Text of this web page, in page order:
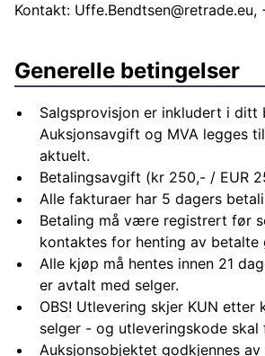
Kontakt: Uffe.Bendtsen@retrade.eu,
Generelle betingelser
Salgsprovisjon er inkludert i ditt
Auksjonsavgift og MVA legges
aktuelt.
Betalingsavgift (kr 250,- / EUR
Alle fakturaer har 5 dagers
Betaling må være registrert før
kontaktes for henting av betalte
Alle kjøp må hentes innen 21
er avtalt med selger.
OBS! Utlevering skjer KUN etter
selger - og utleveringskode skal
Auksjonsobjektet godkjennes